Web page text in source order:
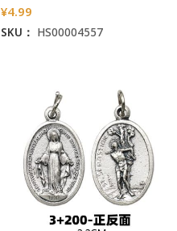
¥4.99
SKU： HS00004557